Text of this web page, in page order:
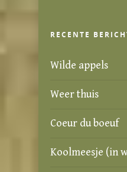
RECENTE
Wilde appels
Weer thuis
Coeur du boeuf
Koolmeesje (in